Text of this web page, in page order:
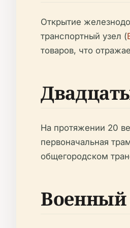
Открытие
транспортный узел (
товаров, что
На протяжении 20
первоначальная
общегородском
Военный